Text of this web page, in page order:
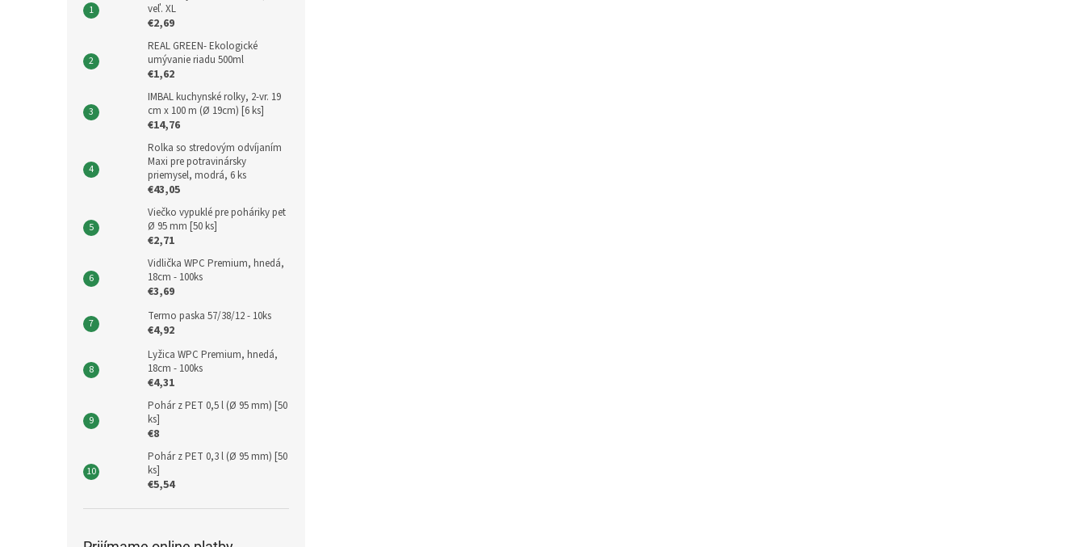
veľ. XL
€2,69
REAL GREEN- Ekologické
umývanie riadu 500ml
€1,62
IMBAL kuchynské rolky, 2-vr. 19
cm x 100 m (Ø 19cm) [6 ks]
€14,76
Rolka so stredovým odvíjaním
Maxi pre potravinársky
priemysel, modrá, 6 ks
€43,05
Viečko vypuklé pre poháriky pet
Ø 95 mm [50 ks]
€2,71
Vidlička WPC Premium, hnedá,
18cm - 100ks
€3,69
Termo paska 57/38/12 - 10ks
€4,92
Lyžica WPC Premium, hnedá,
18cm - 100ks
€4,31
Pohár z PET 0,5 l (Ø 95 mm) [50
ks]
€8
Pohár z PET 0,3 l (Ø 95 mm) [50
ks]
€5,54